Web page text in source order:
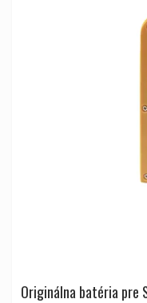
Originálna batéria pre